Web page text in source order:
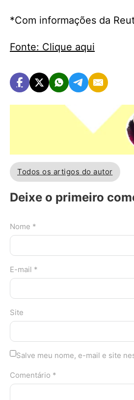
*Com informações da
Fonte: Clique aqui
Todos os artigos do autor
Deixe o primeiro
Nome *
E-mail *
Site
Salve meu nome, e-mail e site
Comentário *